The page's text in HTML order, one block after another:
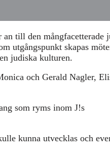
till den mångfacetterade
utgångspunkt skapas
judiska kulturen.
och Gerald Nagler,
som ryms inom J!s
kunna utvecklas och